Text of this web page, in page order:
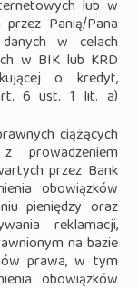
lub w
Panią/Pana
w celach
w BIK lub KRD
o kredyt,
6 ust. 1 lit. a)
ciążących
prowadzeniem
przez Bank
obowiązków
pieniędzy oraz
reklamacji,
na bazie
prawa, w tym
obowiązków